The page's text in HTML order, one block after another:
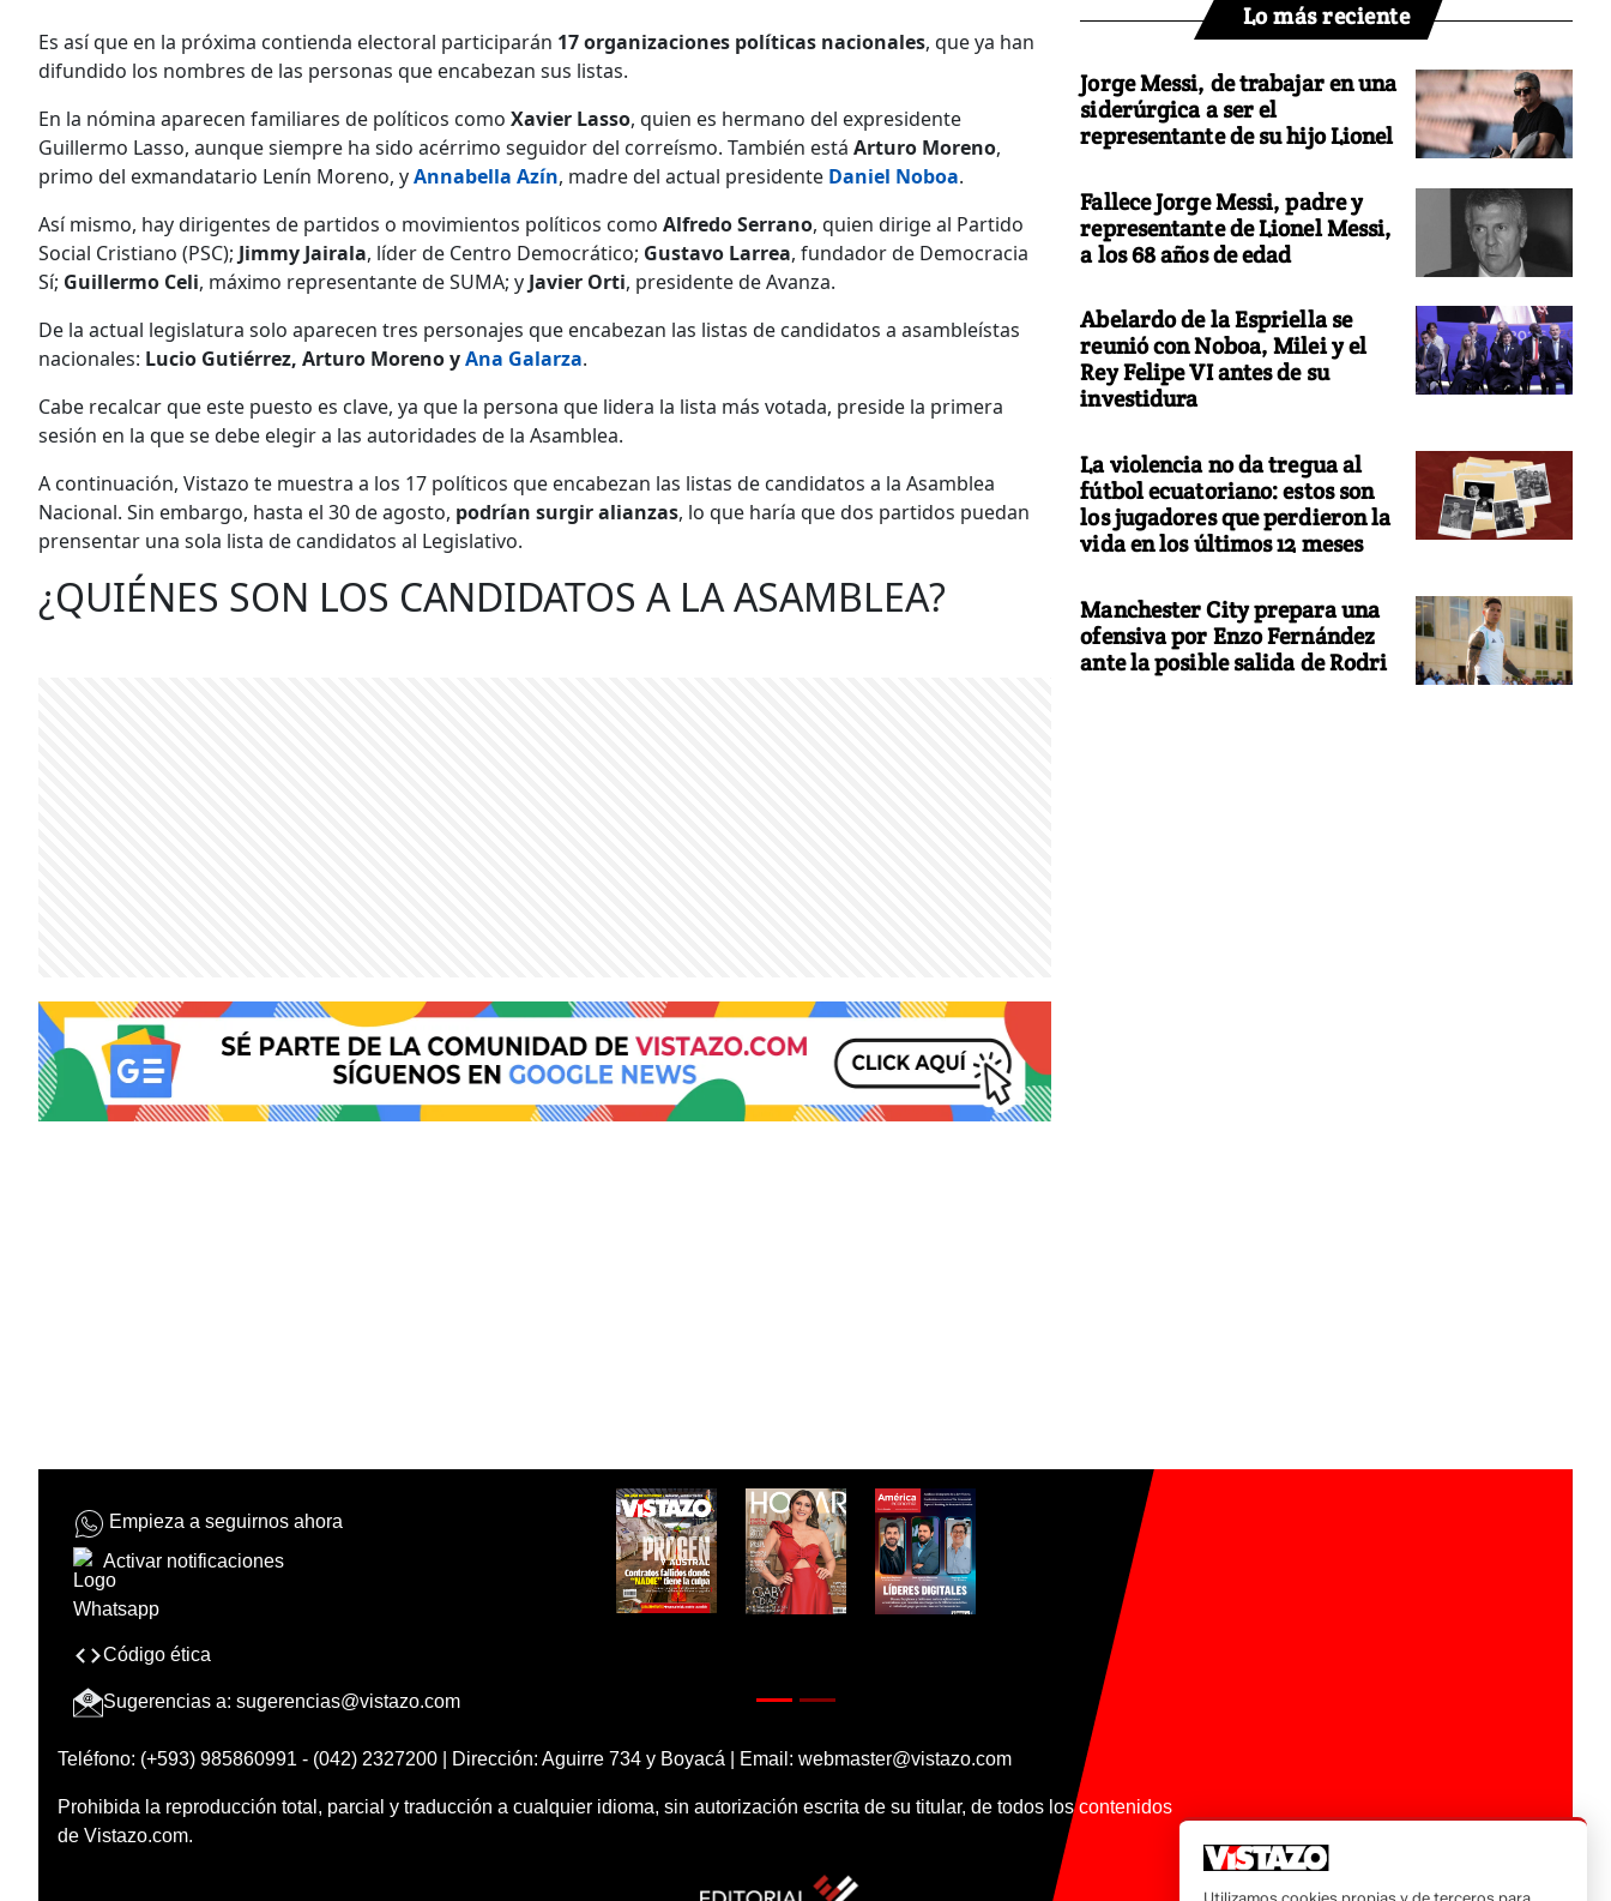
Es así que en la próxima contienda electoral participarán 17 organizaciones políticas nacionales, que ya han
difundido los nombres de las personas que encabezan sus listas.
En la nómina aparecen familiares de políticos como Xavier Lasso, quien es hermano del expresidente
Guillermo Lasso, aunque siempre ha sido acérrimo seguidor del correísmo. También está Arturo Moreno,
primo del exmandatario Lenín Moreno, yAnnabella Azín, madre del actual presidente Daniel Noboa.
Así mismo, hay dirigentes de partidos o movimientos políticos como Alfredo Serrano, quien dirige al Partido
Social Cristiano (PSC); Jimmy Jairala, líder de Centro Democrático; Gustavo Larrea, fundador de Democracia
Sí; Guillermo Celi, máximo representante de SUMA; y Javier Orti, presidente de Avanza.
De la actual legislatura solo aparecen tres personajes que encabezan las listas de candidatos a asambleístas
nacionales: Lucio Gutiérrez, Arturo Moreno yAna Galarza.
Cabe recalcar que este puesto es clave, ya que la persona que lidera la lista más votada, preside la primera
sesión en la que se debe elegir a las autoridades de la Asamblea.
A continuación, Vistazo te muestra a los 17 políticos que encabezan las listas de candidatos a la Asamblea
Nacional. Sin embargo, hasta el 30 de agosto, podrían surgir alianzas, lo que haría que dos partidos puedan
prensentar una sola lista de candidatos al Legislativo.
¿QUIÉNES SON LOS CANDIDATOS A LA ASAMBLEA?
Lo más reciente
Jorge Messi, de trabajar en una
siderúrgica a ser el
representante de su hijo Lionel
Fallece Jorge Messi, padre y
representante de Lionel Messi,
a los 68 años de edad
Abelardo de la Espriella se
reunió con Noboa, Milei y el
Rey Felipe VI antes de su
investidura
La violencia no da tregua al
fútbol ecuatoriano: estos son
los jugadores que perdieron la
vida en los últimos 12 meses
Manchester City prepara una
ofensiva por Enzo Fernández
ante la posible salida de Rodri
Empieza a seguirnos ahora
Activar notificaciones
Código ética
Sugerencias a: sugerencias@vistazo.com
Teléfono: (+593) 985860991 - (042) 2327200 | Dirección: Aguirre 734 y Boyacá | Email: webmaster@vistazo.com
Prohibida la reproducción total, parcial y traducción a cualquier idioma, sin autorización escrita de su titular, de todos los contenidos
de Vistazo.com.